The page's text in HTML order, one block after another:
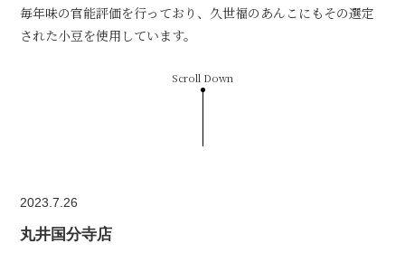
毎年味の官能評価を行っており、久世福のあんこにもその選定
された小豆を使用しています。
Scroll Down
2023.7.26
丸井国分寺店